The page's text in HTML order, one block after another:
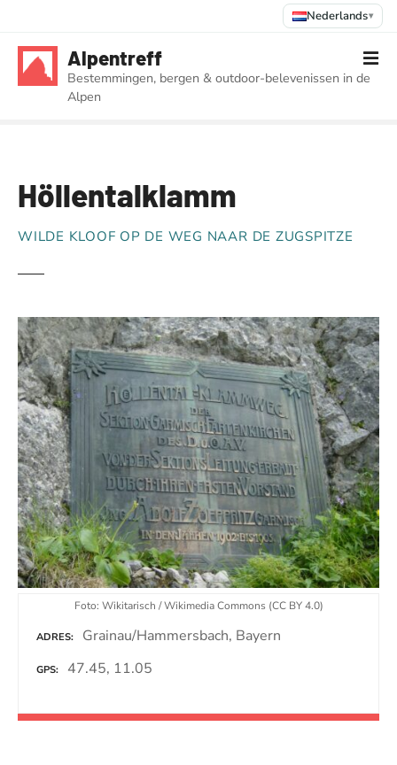
Nederlands▾
Alpentreff
Bestemmingen, bergen & outdoor-belevenissen in de
Alpen
Höllentalklamm
WILDE KLOOF OP DE WEG NAAR DE ZUGSPITZE
Foto: Wikitarisch / Wikimedia Commons (CC BY 4.0)
ADRES Grainau/Hammersbach, Bayern
GPS 47.45, 11.05